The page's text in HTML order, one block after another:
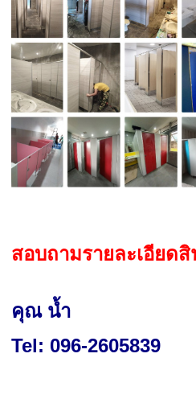
สอบถามรายละเอียด
คุณ น้ำ
Tel: 096-2605839